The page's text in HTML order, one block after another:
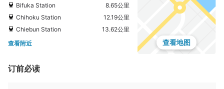
Bifuka Station
8.65公里
Chihoku Station
12.19公里
Chiebun Station
13.62公里
查看附近
查看地图
订前必读